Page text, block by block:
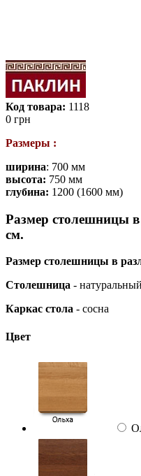
Код товара: 1118
0 грн
Размеры :
ширина: 700 мм
высота: 750 мм
глубина: 1200 (1600 мм)
Размер столешницы
см.
Размер столешницы в
Столешница -
Каркас стола - сосна
Цвет